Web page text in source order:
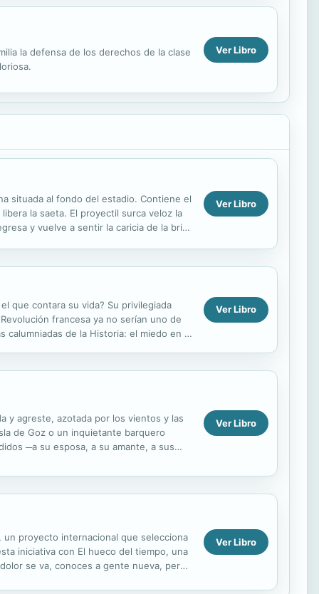
la defensa de los derechos de la clase
Ver Libro
situada al fondo del estadio. Contiene el
la saeta. El proyectil surca veloz la
y vuelve a sentir la caricia de la brisa
Ver Libro
que contara su vida? Su privilegiada
francesa ya no serían uno de
calumniadas de la Historia: el miedo en la
Ver Libro
y agreste, azotada por los vientos y las
de Goz o un inquietante barquero
─a su esposa, a su amante, a sus
Ver Libro
un proyecto internacional que selecciona
iniciativa con El hueco del tiempo, una
se va, conoces a gente nueva, pero
Ver Libro